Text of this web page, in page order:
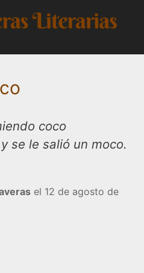
coco
se le salió un moco.
el 12 de agosto de